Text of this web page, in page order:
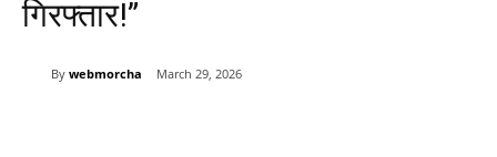
गिरफ्तार!”
By webmorcha March 29, 2026